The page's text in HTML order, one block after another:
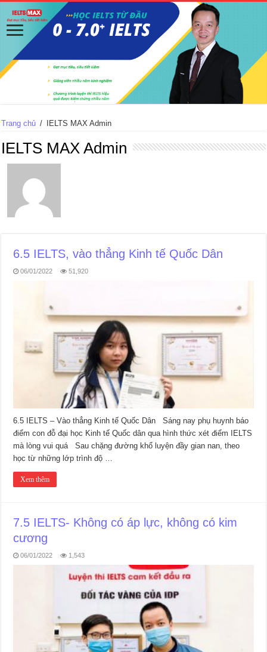
Trang chủ / IELTS MAX Admin
IELTS MAX Admin
6.5 IELTS, vào thẳng Kinh tế Quốc Dân
06/01/2022 51,920
6.5 IELTS – Vào thẳng Kinh tế Quốc Dân Sáng nay phụ huynh báo
điểm con đỗ đại học Kinh tế Quốc dân qua hình thức xét điểm IELTS
mà lòng vui quá Sau chặng đường khổ luyện đầy gian nan, theo
học từ những lớp trình độ …
Xem thêm
7.5 IELTS- Không có áp lực, không có kim
cương
06/01/2022 1,543